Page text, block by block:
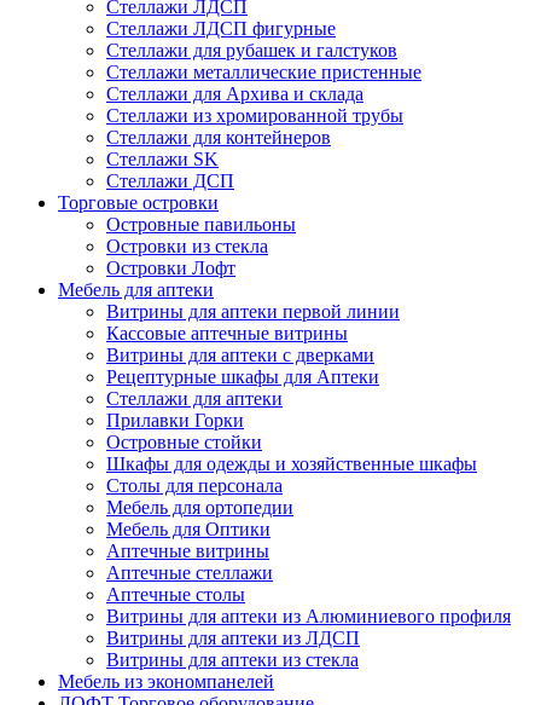
Стеллажи ЛДСП
Стеллажи ЛДСП фигурные
Стеллажи для рубашек и галстуков
Стеллажи металлические пристенные
Стеллажи для Архива и склада
Стеллажи из хромированной трубы
Стеллажи для контейнеров
Стеллажи SK
Стеллажи ДСП
Торговые островки
Островные павильоны
Островки из стекла
Островки Лофт
Мебель для аптеки
Витрины для аптеки первой линии
Кассовые аптечные витрины
Витрины для аптеки с дверками
Рецептурные шкафы для Аптеки
Стеллажи для аптеки
Прилавки Горки
Островные стойки
Шкафы для одежды и хозяйственные шкафы
Столы для персонала
Мебель для ортопедии
Мебель для Оптики
Аптечные витрины
Аптечные стеллажи
Аптечные столы
Витрины для аптеки из Алюминиевого профиля
Витрины для аптеки из ЛДСП
Витрины для аптеки из стекла
Мебель из экономпанелей